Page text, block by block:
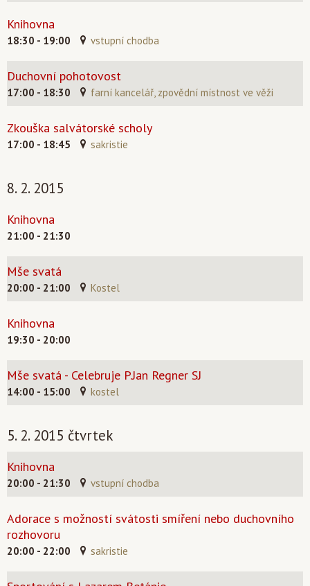
Knihovna
18:30 - 19:00 vstupní chodba
Duchovní pohotovost
17:00 - 18:30 farní kancelář, zpovědní místnost ve věži
Zkouška salvátorské scholy
17:00 - 18:45 sakristie
8. 2. 2015
Knihovna
21:00 - 21:30
Mše svatá
20:00 - 21:00 Kostel
Knihovna
19:30 - 20:00
Mše svatá - Celebruje P.Jan Regner SJ
14:00 - 15:00 kostel
5. 2. 2015 čtvrtek
Knihovna
20:00 - 21:30 vstupní chodba
Adorace s možností svátosti smíření nebo duchovního
rozhovoru
20:00 - 22:00 sakristie